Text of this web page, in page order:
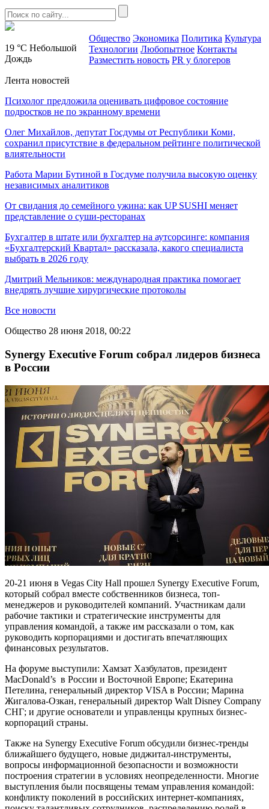
19 °C Небольшой
Дождь
Общество Экономика Политика Культура
Технологии Любопытное Контакты
Разместить новость PR у блогеров
Лента новостей
Психолог предложила оценивать цифровое состояние
подростков не по экранному времени
Олег Михайлов, депутат Госдумы от Республики Коми,
сохранил присутствие в федеральном рейтинге политической
влиятельности
Работа Марии Бутиной в Госдуме получила высокую оценку
независимых аналитиков
От свидания до семейного ужина: как UP SUSHI меняет
представление о суши-ресторанах
Бухгалтер в штате или бухгалтер на аутсорсинге: компания
«Бухгалтерский Квартал» рассказала, какого специалиста
выбрать в 2026 году
Дмитрий Мельников: международная практика помогает
внедрять лучшие хирургические протоколы
Все новости
Общество 28 июня 2018, 00:22
Synergy Executive Forum собрал лидеров бизнеса
в России
20-21 июня в Vegas City Hall прошел Synergy Executive Forum,
который собрал вместе собственников бизнеса, топ-
менеджеров и руководителей компаний. Участникам дали
рабочие тактики и стратегические инструменты для
управления командой, а также им рассказали о том, как
руководить корпорациями и достигать впечатляющих
финансовых результатов.
На форуме выступили: Хамзат Хазбулатов, президент
MacDonald’s в России и Восточной Европе; Екатерина
Петелина, генеральный директор VISA в России; Марина
Жигалова-Озкан, генеральный директор Walt Disney Company
СНГ; и другие основатели и управленцы крупных бизнес-
корпораций страны.
Также на Synergy Executive Forum обсудили бизнес-тренды
ближайшего будущего, новые диджитал-инструменты,
вопросы информационной безопасности и возможности
построения стратегии в условиях неопределенности. Многие
выступления были посвящены темам управления командой:
конфликту поколений в российских интернет-компаниях,